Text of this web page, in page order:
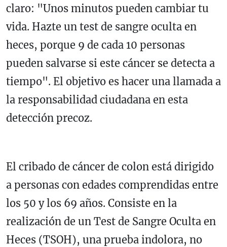
claro: "Unos minutos pueden cambiar tu
vida. Hazte un test de sangre oculta en
heces, porque 9 de cada 10 personas
pueden salvarse si este cáncer se detecta a
tiempo". El objetivo es hacer una llamada a
la responsabilidad ciudadana en esta
detección precoz.
El cribado de cáncer de colon está dirigido
a personas con edades comprendidas entre
los 50 y los 69 años. Consiste en la
realización de un Test de Sangre Oculta en
Heces (TSOH), una prueba indolora, no